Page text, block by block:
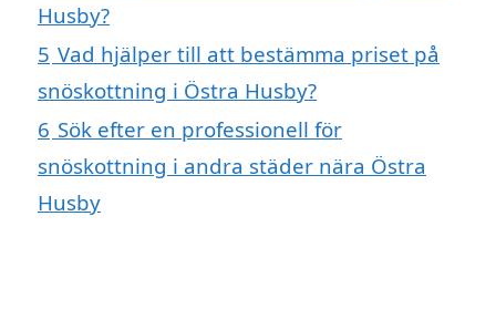
Husby?
5 Vad hjälper till att bestämma priset på
snöskottning i Östra Husby?
6 Sök efter en professionell för
snöskottning i andra städer nära Östra
Husby